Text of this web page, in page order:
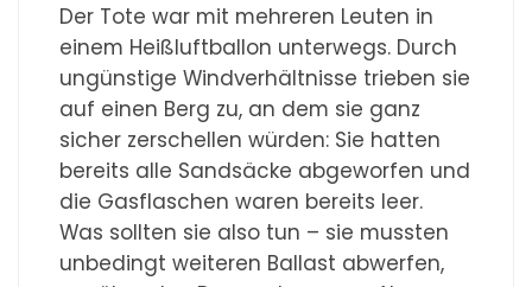
Der Tote war mit mehreren Leuten in
einem Heißluftballon unterwegs. Durch
ungünstige Windverhältnisse trieben sie
auf einen Berg zu, an dem sie ganz
sicher zerschellen würden: Sie hatten
bereits alle Sandsäcke abgeworfen und
die Gasflaschen waren bereits leer.
Was sollten sie also tun – sie mussten
unbedingt weiteren Ballast abwerfen,